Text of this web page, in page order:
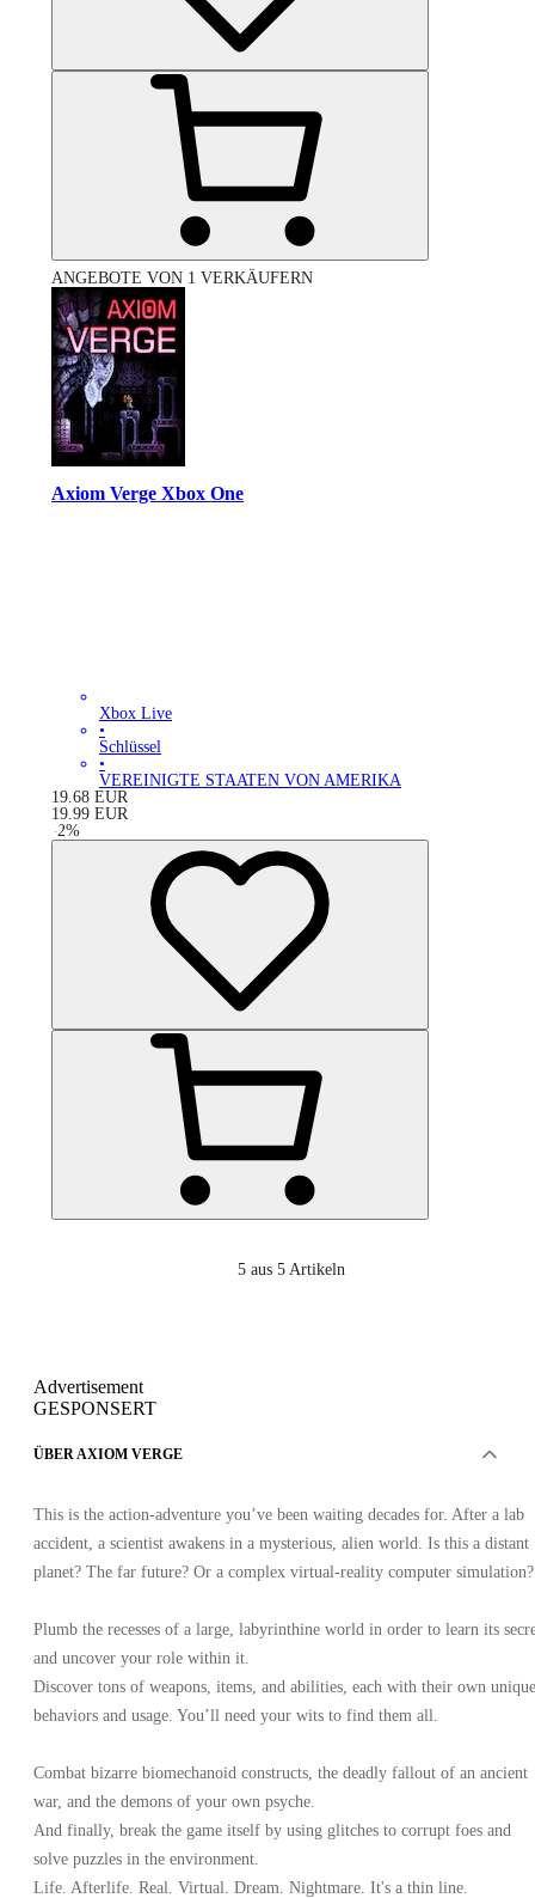
ANGEBOTE VON 1 VERKÄUFERN
Axiom Verge Xbox One
Xbox Live
•
Schlüssel
•
VEREINIGTE STAATEN VON AMERIKA
19.68 EUR
19.99 EUR
-2%
5 aus 5 Artikeln
Advertisement
GESPONSERT
ÜBER AXIOM VERGE
This is the action-adventure you’ve been waiting decades for. After a lab
accident, a scientist awakens in a mysterious, alien world. Is this a distant
planet? The far future? Or a complex virtual-reality computer simulation?
Plumb the recesses of a large, labyrinthine world in order to learn its
and uncover your role within it.
Discover tons of weapons, items, and abilities, each with their own unique
behaviors and usage. You’ll need your wits to find them all.
Combat bizarre biomechanoid constructs, the deadly fallout of an ancient
war, and the demons of your own psyche.
And finally, break the game itself by using glitches to corrupt foes and
solve puzzles in the environment.
Life. Afterlife. Real. Virtual. Dream. Nightmare. It's a thin line.